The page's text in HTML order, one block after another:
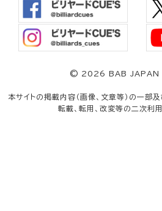
© 2026 BAB JAPAN
本サイトの掲載内容（画像、文章等）の一部
転載、転用、改変等の二次利